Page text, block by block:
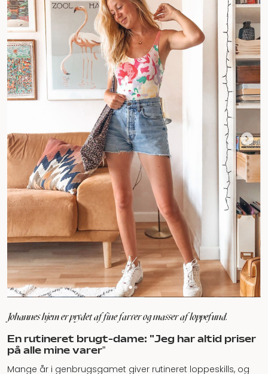
Johannes hjem er prydet af fine farver og masser af loppefund.
En rutineret brugt-dame: "Jeg har altid priser
på alle mine varer”
Mange år i genbrugsgamet giver rutineret loppeskills, og